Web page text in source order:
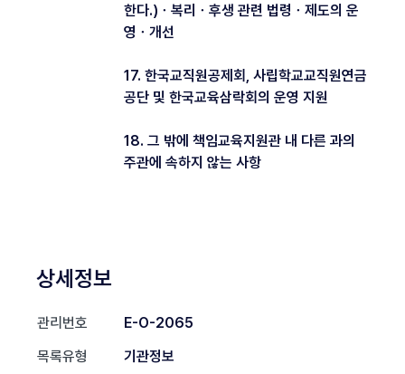
한다.)ㆍ복리ㆍ후생 관련 법령ㆍ제도의 운
영ㆍ개선
17. 한국교직원공제회, 사립학교교직원연금
공단 및 한국교육삼락회의 운영 지원
18. 그 밖에 책임교육지원관 내 다른 과의
주관에 속하지 않는 사항
상세정보
관리번호
E-O-2065
목록유형
기관정보